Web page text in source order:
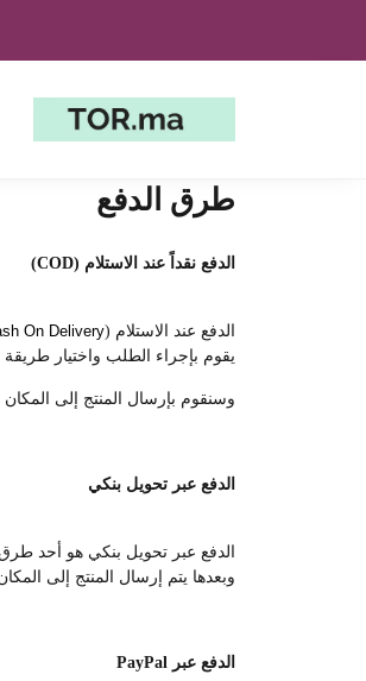
طرق الدفع
الدفع نقداً عند الاستلام (COD)
الدفع عند الاستلام (On Delivery
يقوم بإجراء الطلب واختيار طريقة
وسنقوم بإرسال المنتج إلى المكان
الدفع عبر تحويل بنكي
الدفع عبر تحويل بنكي هو أحد طرق
وبعدها يتم إرسال المنتج إلى
الدفع عبر PayPal